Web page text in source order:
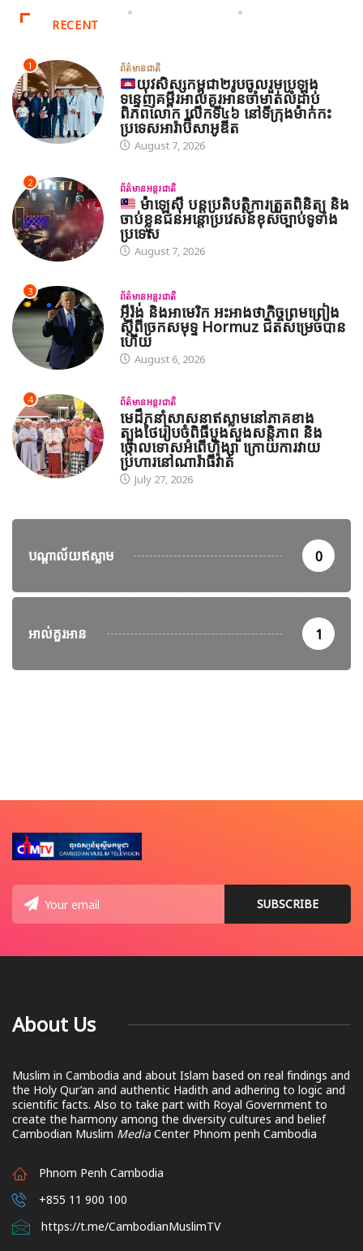
RECENT
1 ព័ត៌មានជាតិ
យុវសិស្សកម្ពុជា២រូបចូលរួមប្រឡង
ទន្ទេញគម្ពីរអាល់គូរអានចាំមាត់លំដាប់
ពិភពលោក លើកទី៤៦ នៅទីក្រុងម៉ាក់កះ
ប្រទេសអារ៉ាប៊ីសាអូឌីត
August 7, 2026
2 ព័ត៌មានអន្តរជាតិ
ម៉ាឡេស៊ី បន្តប្រតិបត្តិការត្រួតពិនិត្យ និង
ចាប់ខ្លួនជនអន្តោប្រវេសន៍ខុសច្បាប់ទូទាំង
ប្រទេស
August 7, 2026
3 ព័ត៌មានអន្តរជាតិ
អ៊ីរ៉ង់ និងអាមេរិក អះអាងថាកិច្ចព្រមព្រៀង
ស្តីពីច្រកសមុទ្ទ Hormuz ជិតសម្រេចបាន
ហើយ
August 6, 2026
4 ព័ត៌មានអន្តរជាតិ
មេដឹកនាំសាសនាឥស្លាមនៅភាគខាង
ត្បូងថៃរៀបចំពិធីបួងសួងសន្តិភាព និង
ថ្កោលទោសអំពើហិង្សា ក្រោយការវាយ
ប្រហារនៅណារ៉ាធីវ៉ាត់
July 27, 2026
បណ្តាល័យឥស្លាម 0
អាល់គួរអាន 1
About Us
Muslim in Cambodia and about Islam based on real findings and
the Holy Qur’an and authentic Hadith and adhering to logic and
scientific facts. Also to take part with Royal Government to
create the harmony among the diversity cultures and belief
Cambodian Muslim Media Center Phnom penh Cambodia
Phnom Penh Cambodia
+855 11 900 100
https://t.me/CambodianMuslimTV